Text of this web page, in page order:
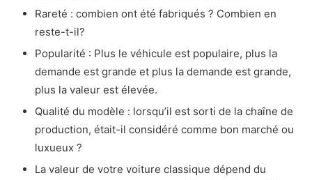
Rareté : combien ont été fabriqués ? Combien en
reste-t-il?
Popularité : Plus le véhicule est populaire, plus la
demande est grande et plus la demande est grande,
plus la valeur est élevée.
Qualité du modèle : lorsqu’il est sorti de la chaîne de
production, était-il considéré comme bon marché ou
luxueux ?
La valeur de votre voiture classique dépend du